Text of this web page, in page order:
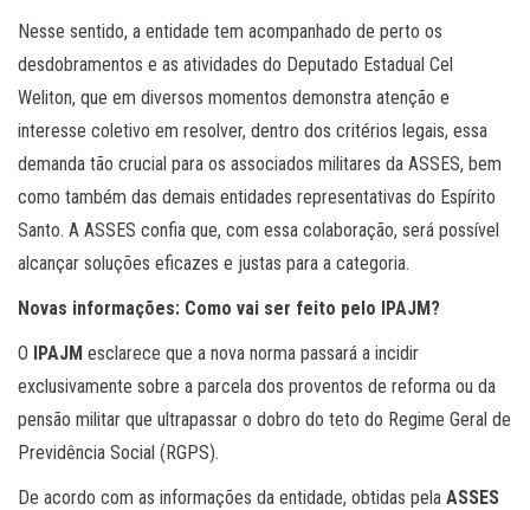
Nesse sentido, a entidade tem acompanhado de perto os
desdobramentos e as atividades do Deputado Estadual Cel
Weliton, que em diversos momentos demonstra atenção e
interesse coletivo em resolver, dentro dos critérios legais, essa
demanda tão crucial para os associados militares da ASSES, bem
como também das demais entidades representativas do Espírito
Santo. A ASSES confia que, com essa colaboração, será possível
alcançar soluções eficazes e justas para a categoria.
Novas informações: Como vai ser feito pelo IPAJM?
O IPAJM esclarece que a nova norma passará a incidir
exclusivamente sobre a parcela dos proventos de reforma ou da
pensão militar que ultrapassar o dobro do teto do Regime Geral de
Previdência Social (RGPS).
De acordo com as informações da entidade, obtidas pela ASSES